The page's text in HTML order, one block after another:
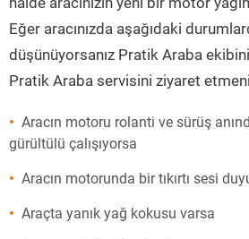
Eğer aracınızda aşağıdaki
düşünüyorsanız Pratik Araba ekibini
Pratik Araba servisini ziyaret
Aracın motoru rolanti ve sürüş
gürültülü çalışıyorsa
Aracın motorunda bir tıkırtı sesi
Araçta yanık yağ kokusu varsa